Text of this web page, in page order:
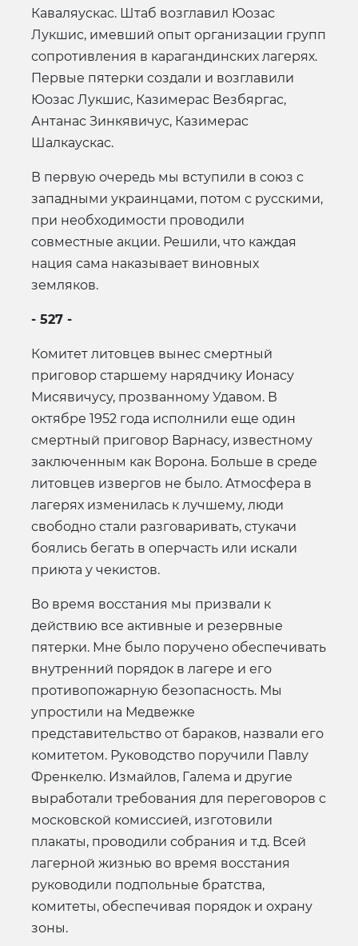
Каваляускас. Штаб возглавил Юозас
Лукшис, имевший опыт организации групп
сопротивления в карагандинских лагерях.
Первые пятерки создали и возглавили
Юозас Лукшис, Казимерас Везбяргас,
Антанас Зинкявичус, Казимерас
Шалкаускас.
В первую очередь мы вступили в союз с
западными украинцами, потом с русскими,
при необходимости проводили
совместные акции. Решили, что каждая
нация сама наказывает виновных
земляков.
- 527 -
Комитет литовцев вынес смертный
приговор старшему нарядчику Ионасу
Мисявичусу, прозванному Удавом. В
октябре 1952 года исполнили еще один
смертный приговор Варнасу, известному
заключенным как Ворона. Больше в среде
литовцев извергов не было. Атмосфера в
лагерях изменилась к лучшему, люди
свободно стали разговаривать, стукачи
боялись бегать в оперчасть или искали
приюта у чекистов.
Во время восстания мы призвали к
действию все активные и резервные
пятерки. Мне было поручено обеспечивать
внутренний порядок в лагере и его
противопожарную безопасность. Мы
упростили на Медвежке
представительство от бараков, назвали его
комитетом. Руководство поручили Павлу
Френкелю. Измайлов, Галема и другие
выработали требования для переговоров с
московской комиссией, изготовили
плакаты, проводили собрания и т.д. Всей
лагерной жизнью во время восстания
руководили подпольные братства,
комитеты, обеспечивая порядок и охрану
зоны.